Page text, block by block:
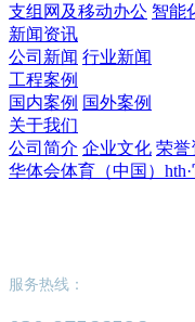
支组网及移动办公 智能
新闻资讯
公司新闻 行业新闻
工程案例
国内案例 国外案例
关于我们
公司简介 企业文化 荣誉
华体会体育（中国）
服务热线：